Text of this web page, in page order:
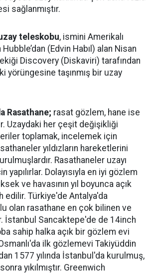
sağlanmıştır.
teleskobu, ismini Amerikalı
(Edvin Habıl) alan Nisan
Discovery (Diskaviri) tarafından
yörüngesine taşınmış bir uzay
Rasathane; rasat gözlem, hane ise
Uzaydaki her çeşit değişikliği
toplamak, incelemek için
yıldızların hareketlerini
Rasathaneler uzayı
yapılırlar. Dolayısıyla en iyi gözlem
ve havasının yıl boyunca açık
edilir. Türkiye'de Antalya'da
olan rasathane en çok bilinen ve
İstanbul Sancaktepe'de de 14inch
sahip halka açık bir gözlem evi
ilk gözlemevi Takiyüddin
1577 yılında İstanbul'da kurulmuş,
yıkılmıştır. Greenwich